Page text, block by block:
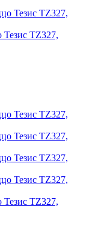
TZ327,
TZ327,